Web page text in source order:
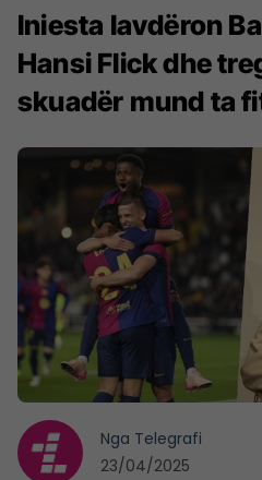
Iniesta lavdëron
Hansi Flick dhe
skuadër mund ta
Nga Telegrafi
23/04/2025